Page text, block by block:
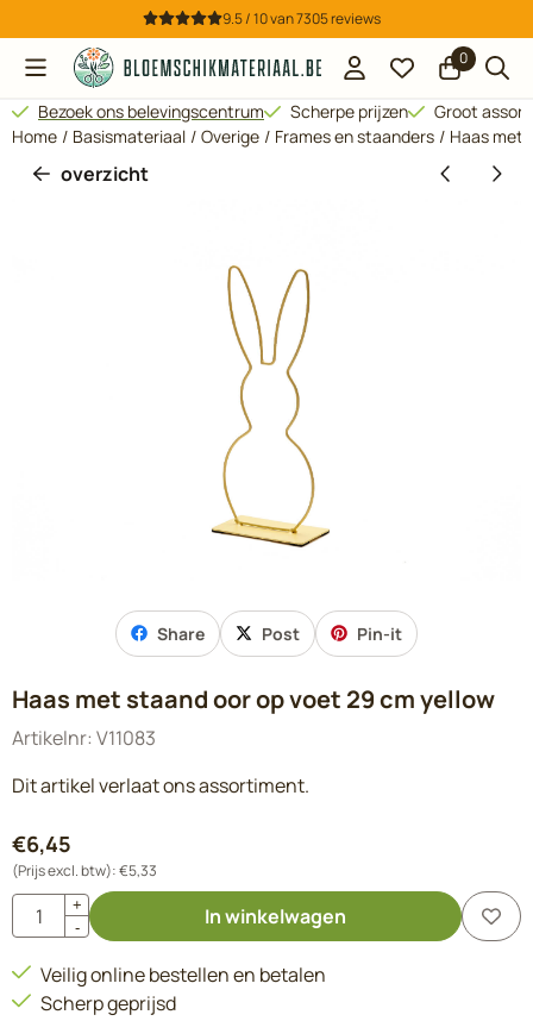
Cookievoorkeuren zijn beschikbaar. Kies instellingen of sta
9.5 / 10van7305reviews
0
Bezoek ons belevingscentrum Scherpe prijzen
Groot
Home / Basismateriaal / Overige / Frames en staanders / Haas met
overzicht
Share Post Pin-it
Haas met staand oor op voet 29 cm yellow
Artikelnr: V11083
Dit artikel verlaat ons assortiment.
€6,45
(Prijs excl. btw):€5,33
Aantal
+
-
In winkelwagen
Veilig online bestellen en betalen
Scherp geprijsd